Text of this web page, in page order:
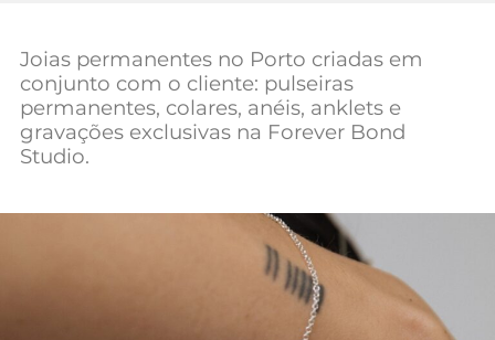
Joias permanentes no Porto criadas em
conjunto com o cliente: pulseiras
permanentes, colares, anéis, anklets e
gravações exclusivas na Forever Bond
Studio.